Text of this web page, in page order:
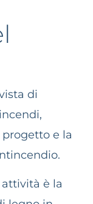
di
e la
è la